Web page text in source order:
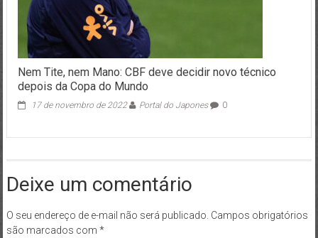
Nem Tite, nem Mano: CBF deve decidir novo técnico
depois da Copa do Mundo
17 de novembro de 2022 Portal do Japones 0
Deixe um comentário
O seu endereço de e-mail não será publicado. Campos obrigatórios
são marcados com *